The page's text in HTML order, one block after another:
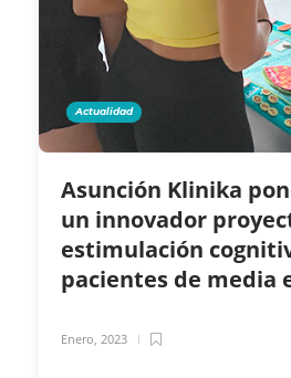
Actualidad
Asunción Klinika
un innovador
estimulación
pacientes de media
Enero, 2023